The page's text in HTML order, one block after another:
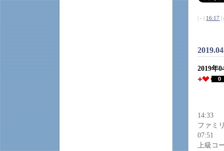
| - | 16:17 |
2019年
0
14:33
ファミ
07:51
上級コ